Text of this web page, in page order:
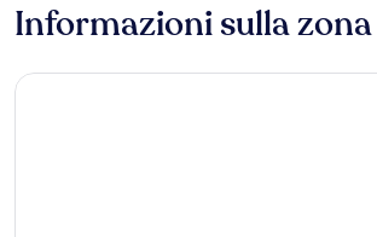
Informazioni sulla zona